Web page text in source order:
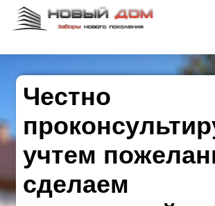
Честно
учтем
сделаем